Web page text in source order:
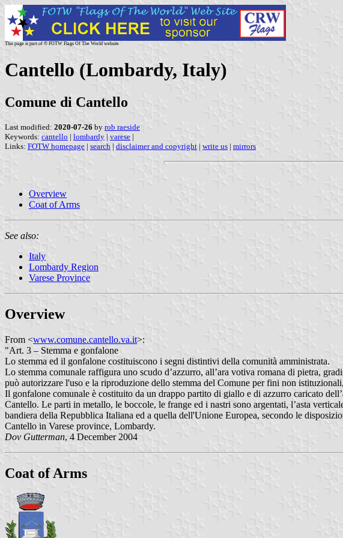
This page is part of © FOTW Flags Of The World website
Cantello (Lombardy, Italy)
Comune di Cantello
Last modified: 2020-07-26 by rob raeside
Keywords: cantello | lombardy | varese |
Links: FOTW homepage | search | disclaimer and copyright | write us | mirrors
Overview
Coat of Arms
See also:
Italy
Lombardy Region
Varese Province
Overview
From <www.comune.cantello.va.it>:
"Art. 3 – Stemma e gonfalone
Lo stemma ed il gonfalone costituiscono i segni distintivi della comunità amministrata.
Lo stemma comunale raffigura uno scudo d’azzurro, all’ara votiva romana di pietra,
può autorizzare l'uso e la riproduzione dello stemma del Comune per fini non
Il gonfalone comunale è costituito da un drappo partito di giallo e di azzurro caricato
Cantello. Le parti in metallo, le boccole, le frange ed i nastri sono argentati, l’asta
bandiera della Repubblica Italiana ed a quella dell'Unione Europea, secondo le
Cantello in Varese province, Lombardy.
Dov Gutterman, 4 December 2004
Coat of Arms